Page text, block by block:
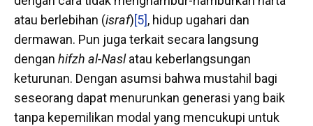
atau berlebihan (israf)[5], hidup ugahari dan
dermawan. Pun juga terkait secara langsung
dengan hifzh al-Naslatau keberlangsungan
keturunan. Dengan asumsi bahwa mustahil bagi
seseorang dapat menurunkan generasi yang baik
tanpa kepemilikan modal yang mencukupi untuk